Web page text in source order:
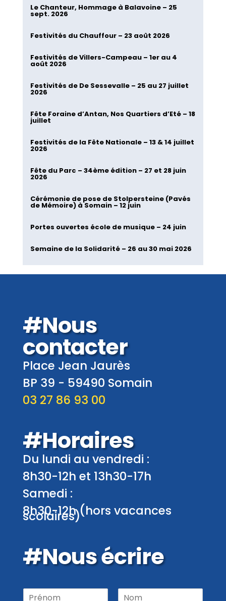
Le Chanteur, Hommage à Balavoine – 25
sept. 2026
Festivités du Chauffour – 23 août 2026
Festivités de Villers-Campeau – 1er au 4
août 2026
Festivités de De Sessevalle – 25 au 27 juillet
2026
Fête Foraine d’Antan, Nos Quartiers d’Eté – 18
juillet
Festivités de la Fête Nationale – 13 & 14 juillet
2026
Fête du Parc – 34ème édition – 27 et 28 juin
2026
Cérémonie de pose de Stolpersteine (Pavés
de Mémoire) à Somain – 12 juin
Portes ouvertes école de musique – 24 juin
Semaine de la Solidarité – 26 au 30 mai 2026
#Nous
contacter
Place Jean Jaurès
BP 39 - 59490 Somain
03 27 86 93 00
#Horaires
Du lundi au vendredi :
8h30-12h et 13h30-17h
Samedi :
8h30-12h (hors vacances
scolaires)
#Nous écrire
P